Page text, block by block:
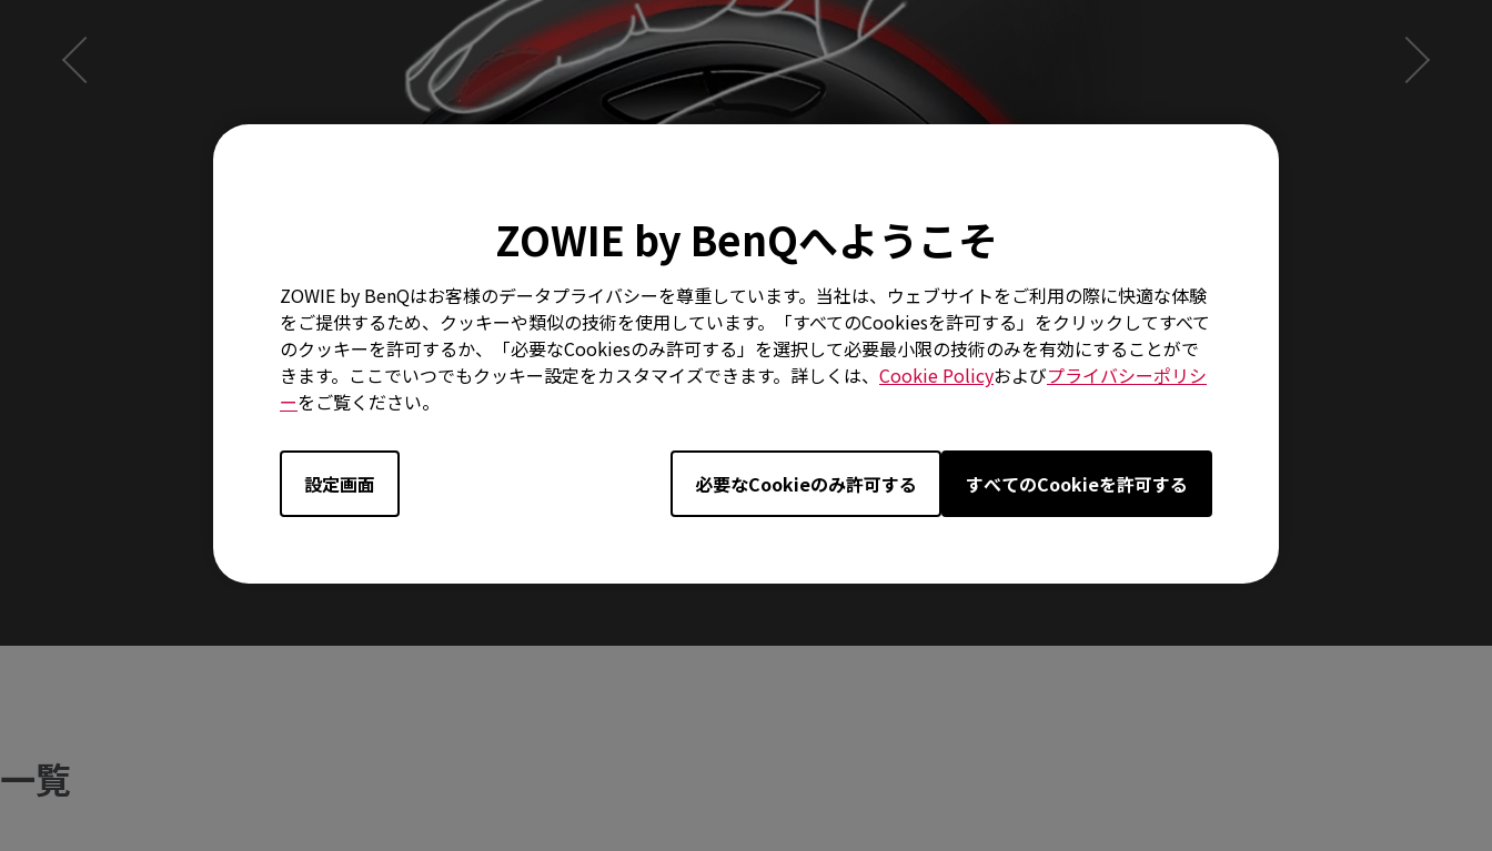
ZOWIE by BenQへようこそ
ZOWIE by BenQはお客様のデータプライバシーを尊重しています。当社は、ウェブサイトをご利用の際に快適な体験
をご提供するため、クッキーや類似の技術を使用しています。「すべてのCookiesを許可する」をクリックしてすべて
のクッキーを許可するか、「必要なCookiesのみ許可する」を選択して必要最小限の技術のみを有効にすることがで
きます。ここでいつでもクッキー設定をカスタマイズできます。詳しくは、 Cookie Policyおよびプライバシーポリシ
ーをご覧ください。
設定画面 必要なCookieのみ許可する すべてのCookieを許可する
かぶせ持ち
一覧